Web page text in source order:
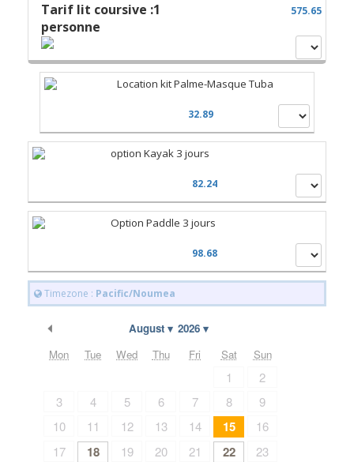
Tarif lit coursive :1
personne
575.65
Location kit Palme-Masque Tuba
32.89
option Kayak 3 jours
82.24
Option Paddle 3 jours
98.68
Timezone : Pacific/Noumea
August 2026
Previous Month
Mon Tue Wed Thu Fri Sat Sun
1
2
3
4 5 6 7 8
9
10
11 12 13 14 15
16
17
18 19 20 21 22
23